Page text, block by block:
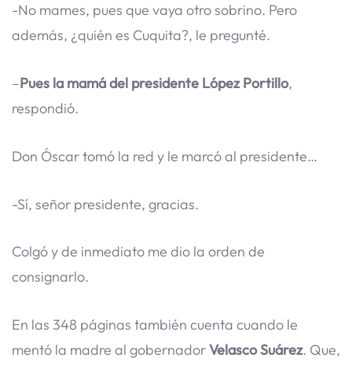
-No mames, pues que vaya otro sobrino. Pero
además, ¿quién es Cuquita?, le pregunté.
–Pues la mamá del presidente López Portillo,
respondió.
Don Óscar tomó la red y le marcó al presidente…
-Sí, señor presidente, gracias.
Colgó y de inmediato me dio la orden de
consignarlo.
En las 348 páginas también cuenta cuando le
mentó la madre al gobernadorVelasco Suárez. Que,